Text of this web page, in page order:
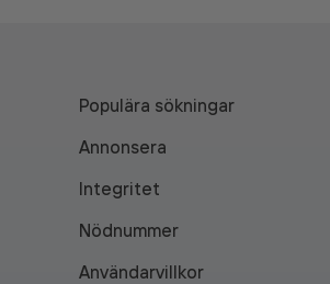
Populära sökningar
Annonsera
Integritet
Nödnummer
Användarvillkor